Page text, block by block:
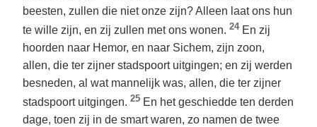
beesten, zullen die niet onze zijn? Alleen laat ons hun
te wille zijn, en zij zullen met ons wonen. 24 En zij
hoorden naar Hemor, en naar Sichem, zijn zoon,
allen, die ter zijner stadspoort uitgingen; en zij werden
besneden, al wat mannelijk was, allen, die ter zijner
stadspoort uitgingen. 25 En het geschiedde ten derden
dage, toen zij in de smart waren, zo namen de twee